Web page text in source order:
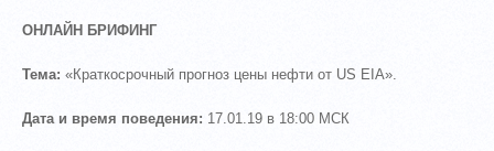
ОНЛАЙН БРИФИНГ
Тема: «Краткосрочный прогноз цены нефти от US EIA».
Дата и время поведения: 17.01.19 в 18:00 МСК